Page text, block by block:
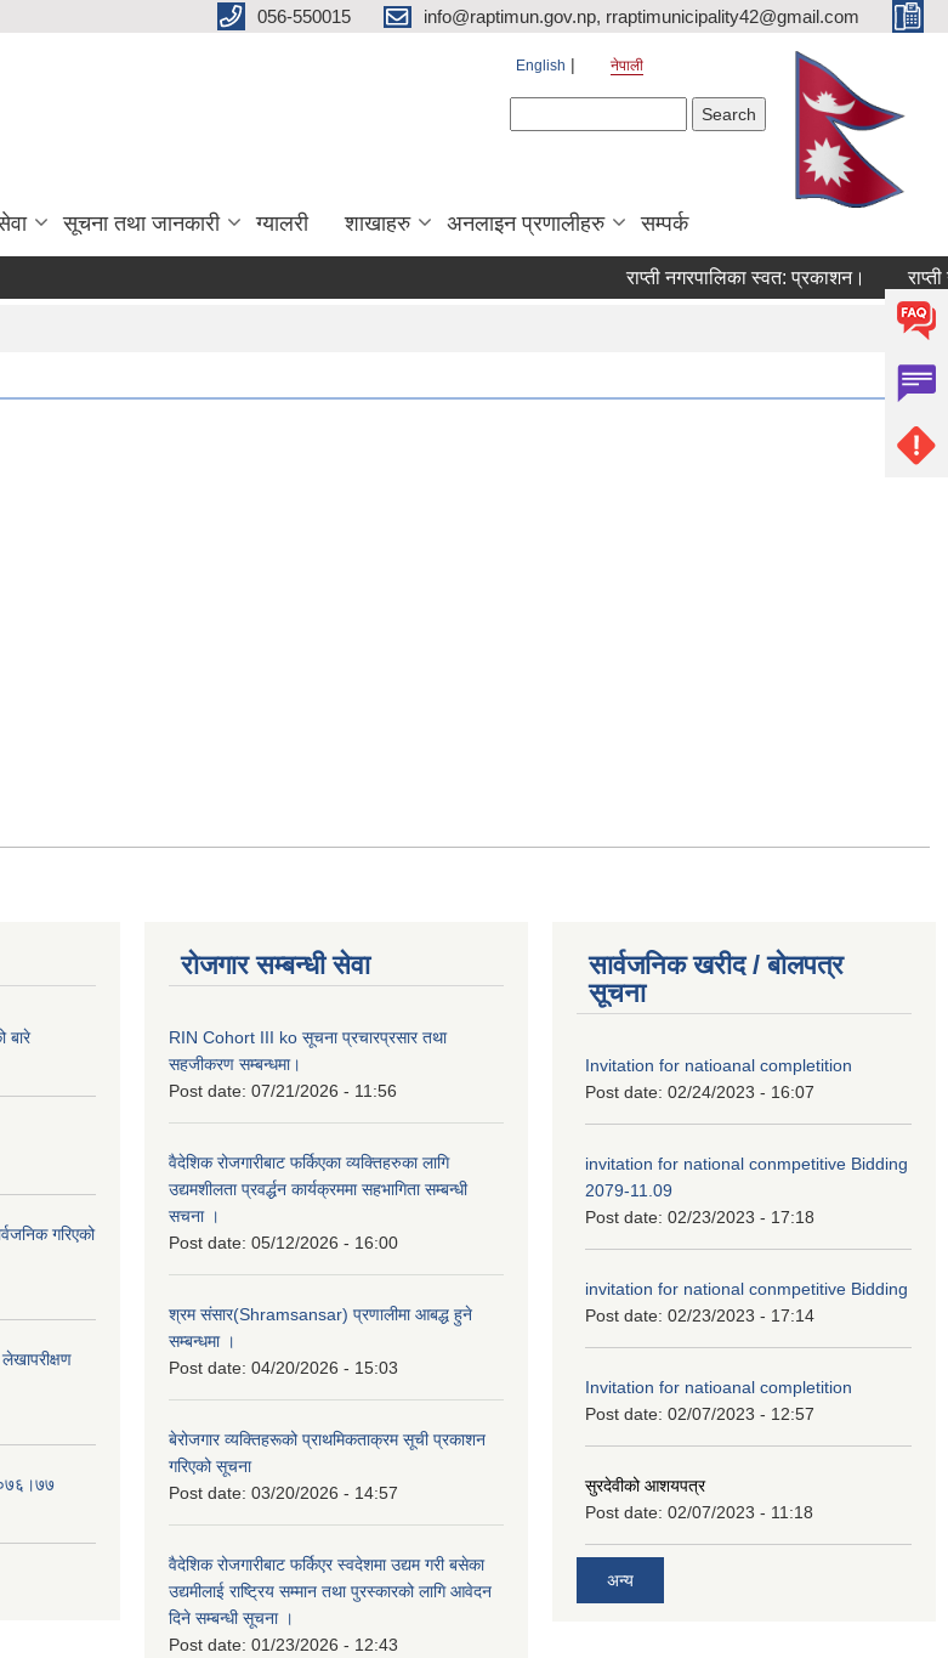
056-550015 info@raptimun.gov.np, rraptimunicipality42@gmail.com
English नेपाली
सूचना तथा जानकारी ग्यालरी शाखाहरु अनलाइन प्रणालीहरु सम्पर्क
राप्ती नगरपालिका स्वत: प्रकाशन। राप्ती
बारे
गरिएको
रोजगार सम्बन्धी सेवा
RIN Cohort III ko सूचना प्रचारप्रसार तथा
सहजीकरण सम्बन्धमा।
Post date: 07/21/2026 - 11:56
वैदेशिक रोजगारीबाट फर्किएका व्यक्तिहरुका लागि
उद्यमशीलता प्रवर्द्धन कार्यक्रममा सहभागिता सम्बन्धी
सचना ।
Post date: 05/12/2026 - 16:00
श्रम संसार(Shramsansar) प्रणालीमा आबद्ध हुने
सम्बन्धमा ।
Post date: 04/20/2026 - 15:03
बेरोजगार व्यक्तिहरूको प्राथमिकताक्रम सूची प्रकाशन
गरिएको सूचना
Post date: 03/20/2026 - 14:57
वैदेशिक रोजगारीबाट फर्किएर स्वदेशमा उद्यम गरी बसेका
उद्यमीलाई राष्ट्रिय सम्मान तथा पुरस्कारको लागि आवेदन
दिने सम्बन्धी सूचना ।
Post date: 01/23/2026 - 12:43
सार्वजनिक खरीद / बोलपत्र
सूचना
Invitation for natioanal completition
Post date: 02/24/2023 - 16:07
invitation for national conmpetitive Bidding
2079-11.09
Post date: 02/23/2023 - 17:18
invitation for national conmpetitive Bidding
Post date: 02/23/2023 - 17:14
Invitation for natioanal completition
Post date: 02/07/2023 - 12:57
सुरदेवीको आशयपत्र
Post date: 02/07/2023 - 11:18
अन्य